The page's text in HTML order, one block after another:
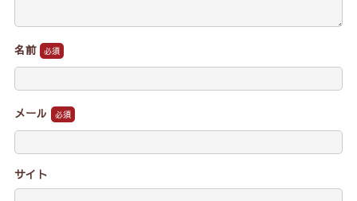
名前
メール
サイト